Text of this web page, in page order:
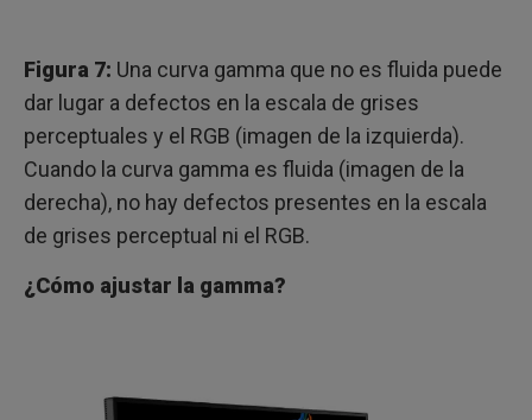
Figura 7: Una curva gamma que no es fluida puede
dar lugar a defectos en la escala de grises
perceptuales y el RGB (imagen de la izquierda).
Cuando la curva gamma es fluida (imagen de la
derecha), no hay defectos presentes en la escala
de grises perceptual ni el RGB.
¿Cómo ajustar la gamma?